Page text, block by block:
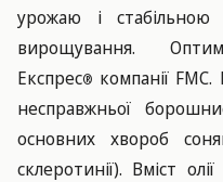
урожаю і
вирощування.
Експрес® компанії
несправжньої
основних хвороб
склеротинії). Вміст